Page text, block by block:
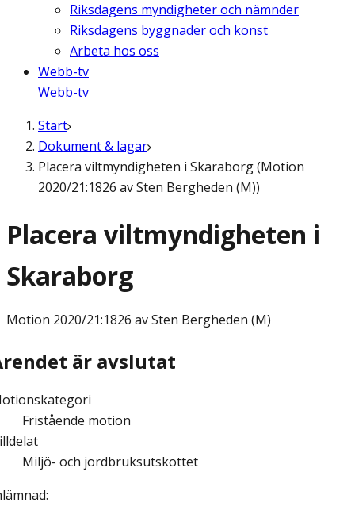
Riksdagens myndigheter och nämnder
Riksdagens byggnader och konst
Arbeta hos oss
Webb-tv
Webb-tv
Start
Dokument & lagar
Placera viltmyndigheten i Skaraborg (Motion
2020/21:1826 av Sten Bergheden (M))
Placera viltmyndigheten i
Skaraborg
Motion 2020/21:1826 av Sten Bergheden (M)
är avslutat
Fristående motion
Miljö- och jordbruksutskottet
: